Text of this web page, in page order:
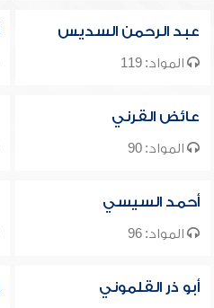
عبد الرحمن السديس
المواد: 119
عائض القرني
المواد: 90
أحمد السيسي
المواد: 96
أبو ذر القلموني